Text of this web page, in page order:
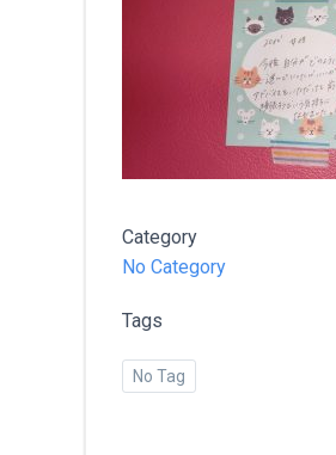
Category
No Category
Tags
No Tag